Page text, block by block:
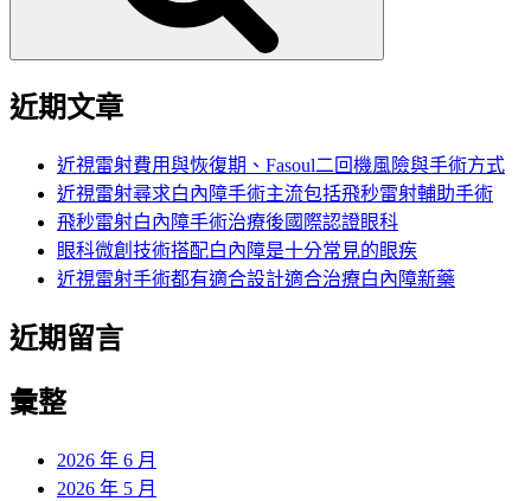
近期文章
近視雷射費用與恢復期、Fasoul二回機風險與手術方式
近視雷射尋求白內障手術主流包括飛秒雷射輔助手術
飛秒雷射白內障手術治療後國際認證眼科
眼科微創技術搭配白內障是十分常見的眼疾
近視雷射手術都有適合設計適合治療白內障新藥
近期留言
彙整
2026 年 6 月
2026 年 5 月